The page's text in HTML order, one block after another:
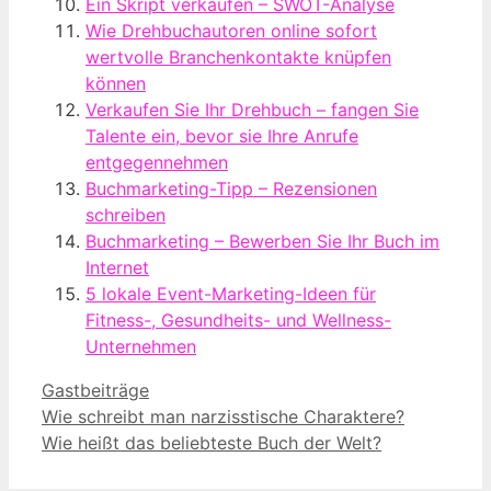
Wie Drehbuchautoren online sofort
wertvolle Branchenkontakte knüpfen
können
Verkaufen Sie Ihr Drehbuch – fangen Sie
Talente ein, bevor sie Ihre Anrufe
entgegennehmen
Buchmarketing-Tipp – Rezensionen
schreiben
Buchmarketing – Bewerben Sie Ihr Buch im
Internet
5 lokale Event-Marketing-Ideen für
Fitness-, Gesundheits- und Wellness-
Unternehmen
Kategorien
Gastbeiträge
Wie schreibt man narzisstische Charaktere?
Wie heißt das beliebteste Buch der Welt?